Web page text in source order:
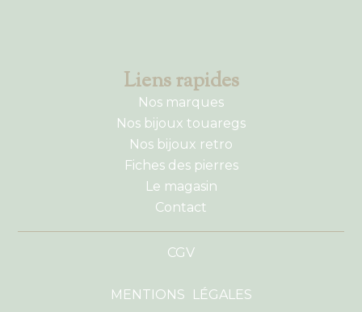
Liens rapides
Nos marques
Nos bijoux touaregs
Nos bijoux retro
Fiches des pierres
Le magasin
Contact
CGV
MENTIONS LÉGALES